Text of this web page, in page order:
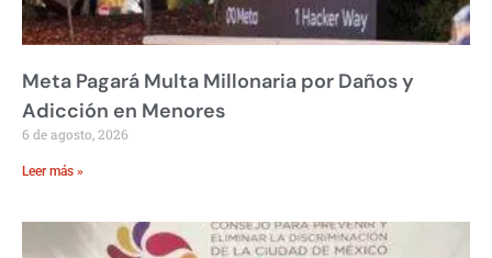
Meta Pagará Multa Millonaria por Daños y
Adicción en Menores
6 de agosto, 2026
Leer más »